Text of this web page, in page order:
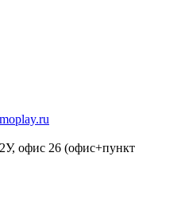
офис 26 (офис+пункт